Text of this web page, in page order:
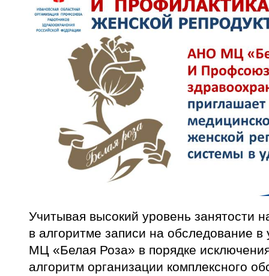
Учитывая высокий уровень занятости
в алгоритме записи на обследование
МЦ «Белая Роза» в порядке
алгоритм организации комплексного